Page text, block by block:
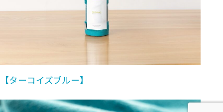
【ターコイズブルー】